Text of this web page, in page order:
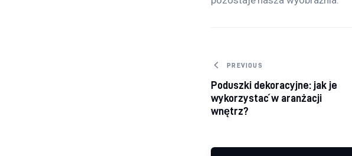
Nawigacja wpisu
PREVIOUS
Poduszki dekoracyjne: jak je
wykorzystać w aranżacji
wnętrz?